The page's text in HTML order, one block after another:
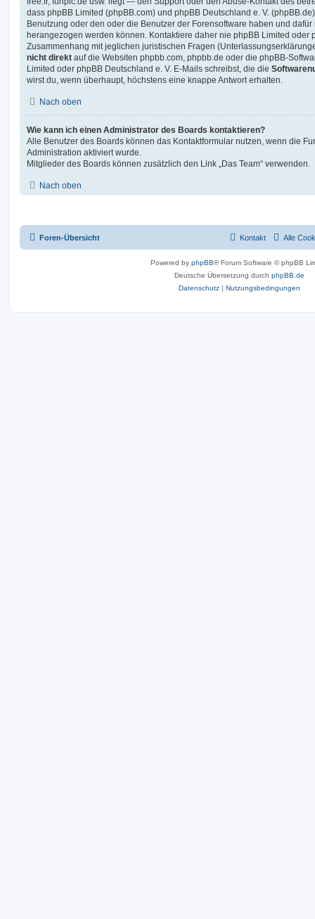
dass phpBB Limited (phpBB.com) und phpBB Deutschland e. V.
Benutzung oder den oder die Benutzer der Forensoftware haben und
herangezogen werden können. Kontaktiere daher nie phpBB Limited oder
Zusammenhang mit jeglichen juristischen Fragen
nicht direkt auf die Websiten phpbb.com, phpbb.de oder die phpBB-
Limited oder phpBB Deutschland e. V. E-Mails schreibst, die die
wirst du, wenn überhaupt, höchstens eine knappe Antwort erhalten.
Nach oben
Wie kann ich einen Administrator des Boards kontaktieren?
Alle Benutzer des Boards können das Kontaktformular nutzen, wenn die
Administration aktiviert wurde.
Mitglieder des Boards können zusätzlich den Link „Das Team“ verwenden.
Nach oben
Foren-Übersicht Alle
Kontakt
Powered by phpBB® Forum Software © phpBB
Deutsche Übersetzung durch phpBB.de
Datenschutz | Nutzungsbedingungen